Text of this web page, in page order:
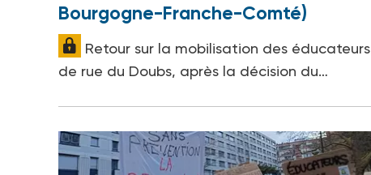
Bourgogne-Franche-Comté)
Retour sur la mobilisation des éducateurs
de rue du Doubs, après la décision du…